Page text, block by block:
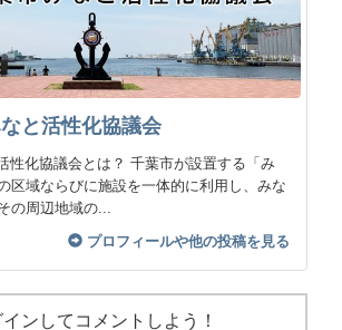
と活性化協議会
性化協議会とは？ 千葉市が設置する「み
区域ならびに施設を一体的に利用し、みな
の周辺地域の...
プロフィールや他の投稿を見る
インしてコメントしよう！